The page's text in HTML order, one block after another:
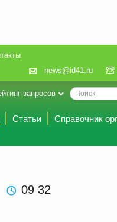
news@id41.ru
запросов
Статьи
Справочник
09 32